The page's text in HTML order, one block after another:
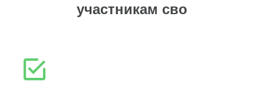
участникам сво